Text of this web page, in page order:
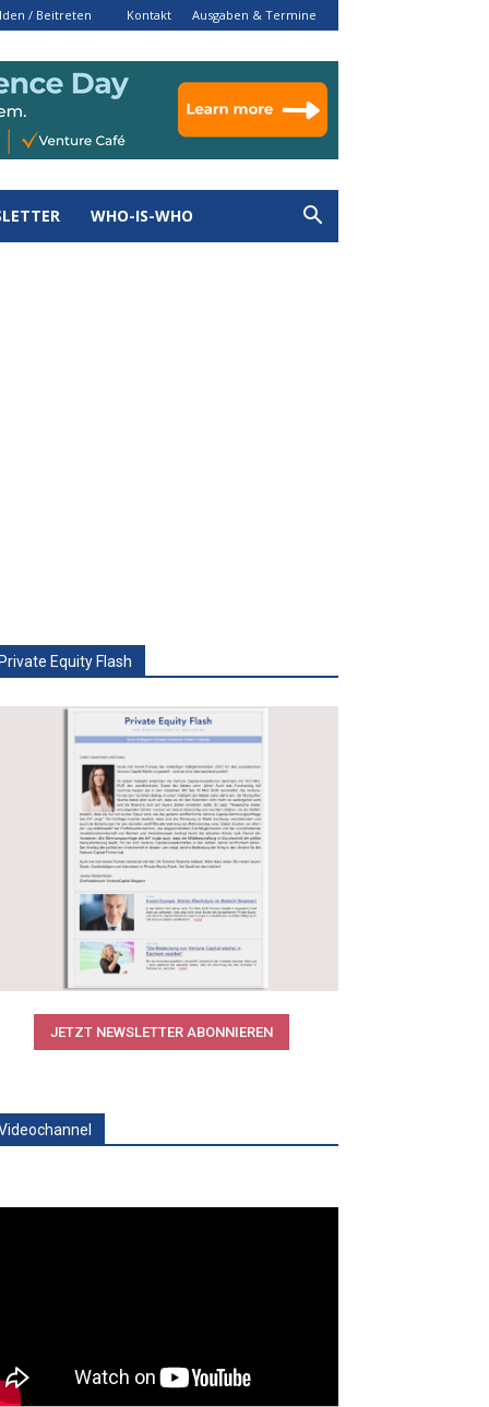
/ Beitreten Kontakt Ausgaben & Termine
WHO-IS-WHO
Equity Flash
JETZT NEWSLETTER ABONNIEREN